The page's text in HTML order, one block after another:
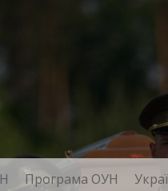
Програма ОУН